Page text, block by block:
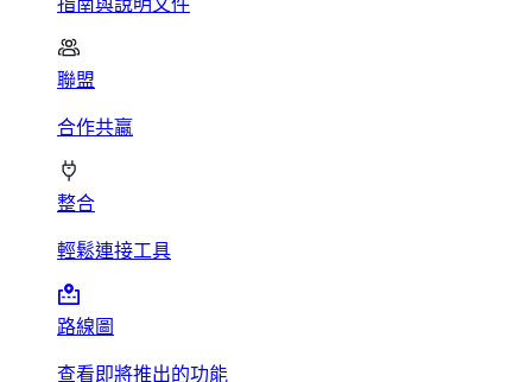
指南與說明文件
聯盟
合作共贏
整合
輕鬆連接工具
路線圖
查看即將推出的功能